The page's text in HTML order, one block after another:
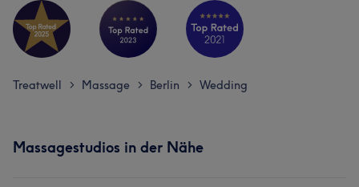
Treatwell > Massage > Berlin > Wedding
Massagestudios in der Nähe